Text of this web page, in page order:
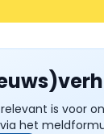
is voor
het